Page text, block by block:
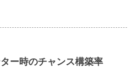
ー時のチャンス構築率